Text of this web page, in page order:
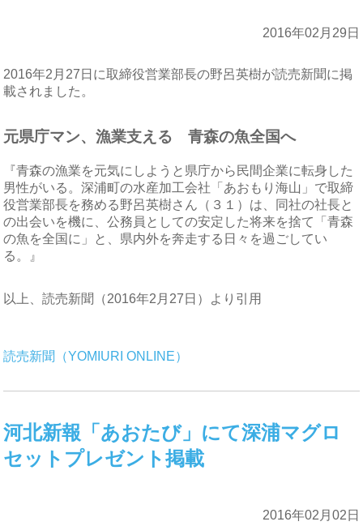
2016年02月29日
2016年2月27日に取締役営業部長の野呂英樹が読売新聞に掲
載されました。
元県庁マン、漁業支える 青森の魚全国へ
『青森の漁業を元気にしようと県庁から民間企業に転身した
男性がいる。深浦町の水産加工会社「あおもり海山」で取締
役営業部長を務める野呂英樹さん（３１）は、同社の社長と
の出会いを機に、公務員としての安定した将来を捨て「青森
の魚を全国に」と、県内外を奔走する日々を過ごしてい
る。』
以上、読売新聞（2016年2月27日）より引用
読売新聞（YOMIURI ONLINE）
河北新報「あおたび」にて深浦マグロ
セットプレゼント掲載
2016年02月02日